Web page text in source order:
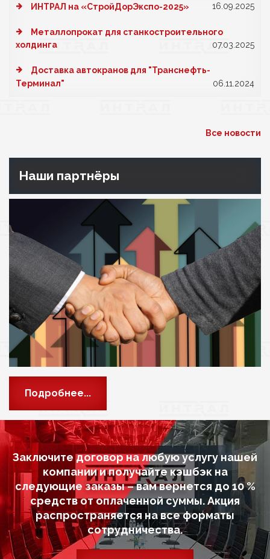
ИНТРАЛ на «СтройДорЭкспо-2025» 16.09.2025
Металлопрокат для станкостроительного
холдинга
07.03.2025
Доставка автокранов для "Транснефть-
Терминал"
06.11.2024
Все новости
Наши партнёры
Подробнее...
Заключите договор на любую услугу нашей
компании и получайте кэшбэк на
следующие заказы – вам вернется до 10 %
средств от оплаченной суммы. Акция
распространяется на все форматы
сотрудничества.